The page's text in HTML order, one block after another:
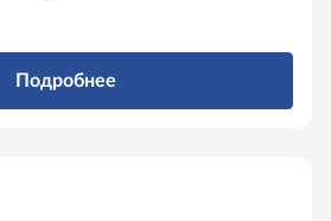
Подробнее